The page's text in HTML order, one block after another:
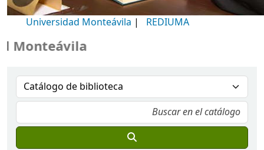
Universidad Monteávila | REDIUMA